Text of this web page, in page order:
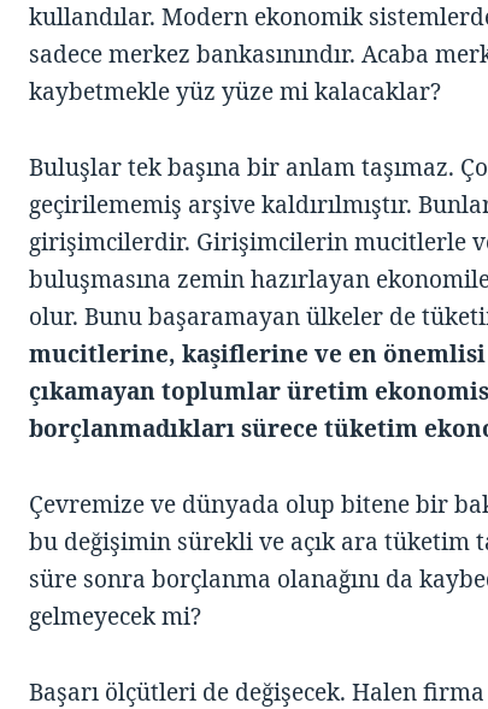
kullandılar. Modern ekonomik
sadece merkez bankasınındır. Acaba
kaybetmekle yüz yüze mi kalacaklar?
Buluşlar tek başına bir anlam taşımaz.
geçirilememiş arşive kaldırılmıştır.
girişimcilerdir. Girişimcilerin mucitlerle
buluşmasına zemin hazırlayan
olur. Bunu başaramayan ülkeler de
mucitlerine, kaşiflerine ve en
çıkamayan toplumlar üretim
borçlanmadıkları sürece tüketim
Çevremize ve dünyada olup bitene bir
bu değişimin sürekli ve açık ara tüketim
süre sonra borçlanma olanağını da
gelmeyecek mi?
Başarı ölçütleri de değişecek. Halen